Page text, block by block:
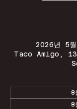
2026년 5
Taco Amigo,
8
8